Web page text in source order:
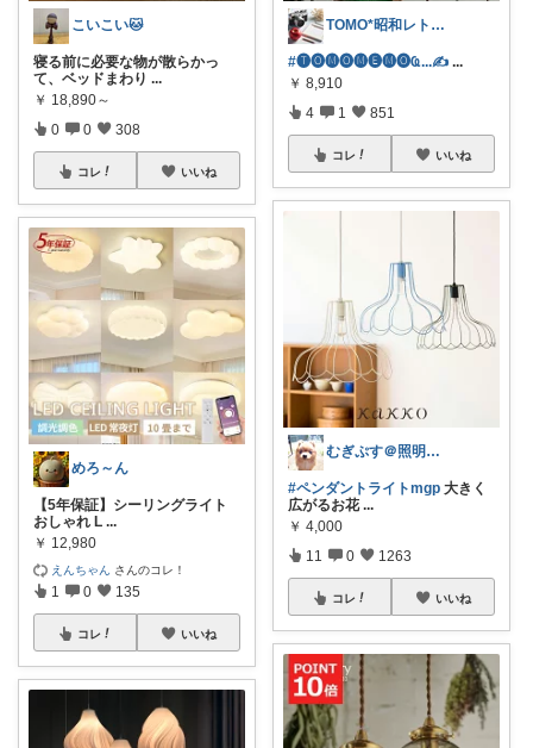
こいこい🐱
寝る前に必要な物が散らかっ
て、ベッドまわり ...
￥ 18,890～
0 0 308
コレ いいね
めろ～ん
【5年保証】シーリングライト
おしゃれ L ...
￥ 12,980
えんちゃん さんのコレ！
1 0 135
コレ いいね
TOMO*昭和レトロ 📷🍎
#🅣🅞︎🅜🅞︎🅜🅔︎🅜🅞︎︎︎︎Ҩ...✍ ...
￥ 8,910
4 1 851
コレ いいね
むぎぷす＠照明とインテリアと北欧食器
#ペンダントライトmgp 大きく
広がるお花 ...
￥ 4,000
11 0 1263
コレ いいね